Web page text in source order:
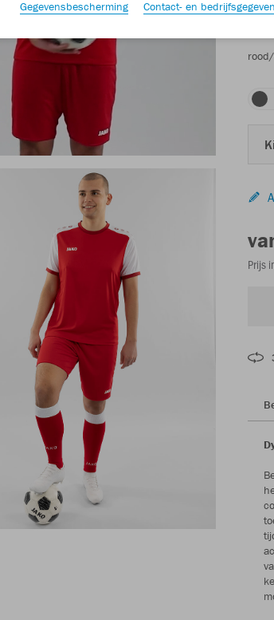
Prijs
Gegevensbescherming Contact- en